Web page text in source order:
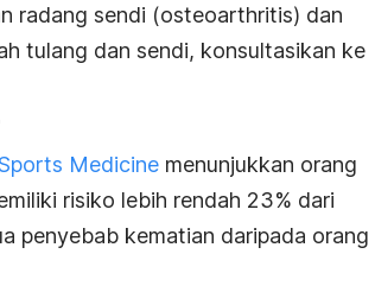
radang sendi (osteoarthritis) dan
tulang dan sendi, konsultasikan ke
Medicine menunjukkan orang
risiko lebih rendah 23% dari
penyebab kematian daripada orang